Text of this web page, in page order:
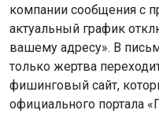
компании сообщения с
актуальный график
вашему адресу». В
только жертва
фишинговый сайт,
официального портала